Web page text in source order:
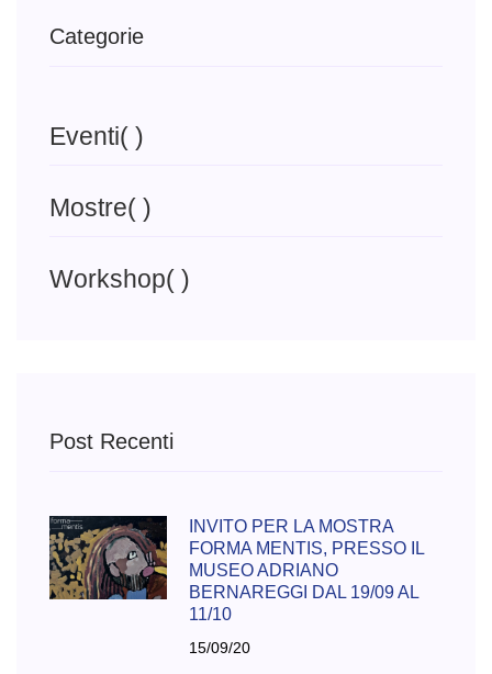
Categorie
Eventi( )
Mostre( )
Workshop( )
Post Recenti
INVITO PER LA MOSTRA
FORMA MENTIS, PRESSO IL
MUSEO ADRIANO
BERNAREGGI DAL 19/09 AL
11/10
15/09/20